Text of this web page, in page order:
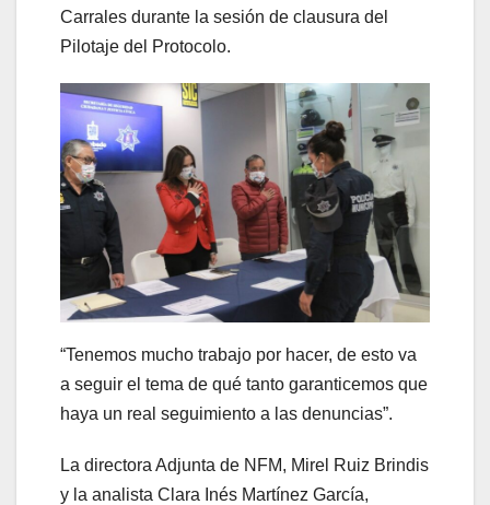
Carrales durante la sesión de clausura del
Pilotaje del Protocolo.
“Tenemos mucho trabajo por hacer, de esto va
a seguir el tema de qué tanto garanticemos que
haya un real seguimiento a las denuncias”.
La directora Adjunta de NFM, Mirel Ruiz Brindis
y la analista Clara Inés Martínez García,